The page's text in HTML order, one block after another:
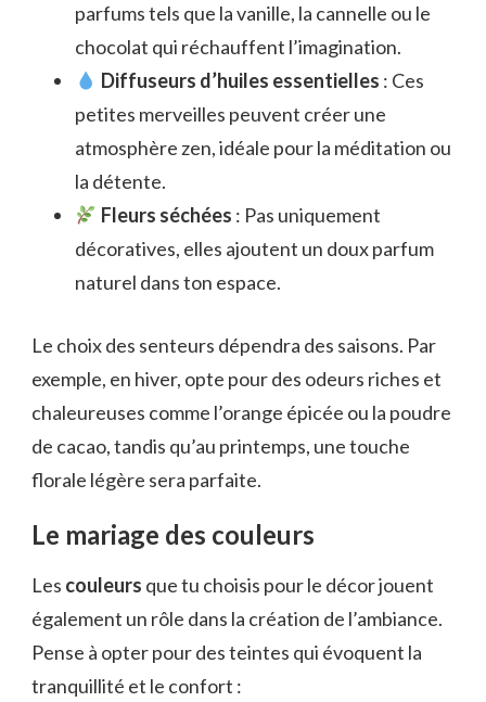
parfums tels que la vanille, la cannelle ou le
chocolat qui réchauffent l’imagination.
Diffuseurs d’huiles essentielles : Ces
petites merveilles peuvent créer une
atmosphère zen, idéale pour la méditation ou
la détente.
Fleurs séchées : Pas uniquement
décoratives, elles ajoutent un doux parfum
naturel dans ton espace.
Le choix des senteurs dépendra des saisons. Par
exemple, en hiver, opte pour des odeurs riches et
chaleureuses comme l’orange épicée ou la poudre
de cacao, tandis qu’au printemps, une touche
florale légère sera parfaite.
Le mariage des couleurs
Les couleurs que tu choisis pour le décor jouent
également un rôle dans la création de l’ambiance.
Pense à opter pour des teintes qui évoquent la
tranquillité et le confort :